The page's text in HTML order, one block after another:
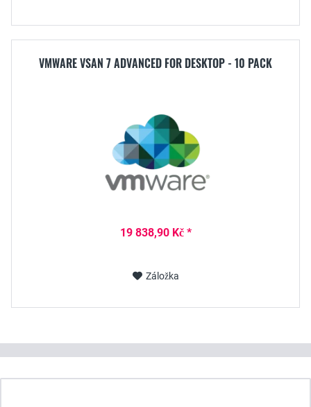
VMWARE VSAN 7 ADVANCED FOR DESKTOP - 10 PACK
19 838,90 Kč *
Záložka